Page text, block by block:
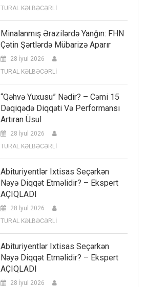
TURAL KƏLBƏCƏRLİ
Minalanmış Ərazilərdə Yanğın: FHN
Çətin Şərtlərdə Mübarizə Aparır
28 İyul 2026
TURAL KƏLBƏCƏRLİ
“Qəhvə Yuxusu” Nədir? – Cəmi 15
Dəqiqədə Diqqəti Və Performansı
Artıran Üsul
28 İyul 2026
TURAL KƏLBƏCƏRLİ
Abituriyentlər Ixtisas Seçərkən
Nəyə Diqqət Etməlidir? – Ekspert
AÇIQLADI
28 İyul 2026
TURAL KƏLBƏCƏRLİ
Abituriyentlər Ixtisas Seçərkən
Nəyə Diqqət Etməlidir? – Ekspert
AÇIQLADI
28 İyul 2026